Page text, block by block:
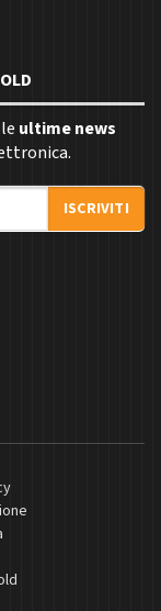
ultime news
ISCRIVITI